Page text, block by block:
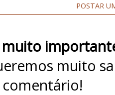
POSTAR
muito